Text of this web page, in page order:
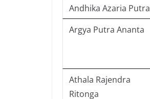
Andhika Azaria Putra
Argya Putra Ananta
Athala Rajendra
Ritonga